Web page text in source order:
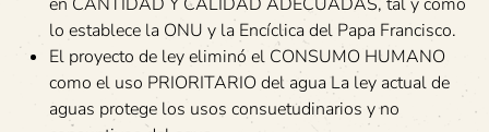
lo establece la ONU y la Encíclica del Papa Francisco.
El proyecto de ley eliminó el CONSUMO HUMANO
como el uso PRIORITARIO del agua La ley actual de
aguas protege los usos consuetudinarios y no